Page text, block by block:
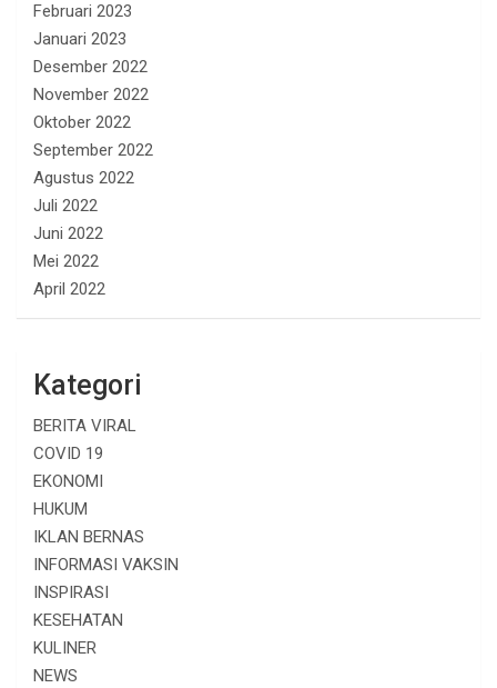
Februari 2023
Januari 2023
Desember 2022
November 2022
Oktober 2022
September 2022
Agustus 2022
Juli 2022
Juni 2022
Mei 2022
April 2022
Kategori
BERITA VIRAL
COVID 19
EKONOMI
HUKUM
IKLAN BERNAS
INFORMASI VAKSIN
INSPIRASI
KESEHATAN
KULINER
NEWS